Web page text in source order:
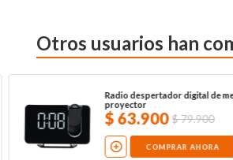
Otros usuarios han
Radio despertador digital de
proyector
$63.900 $79.900
COMPRAR AHORA